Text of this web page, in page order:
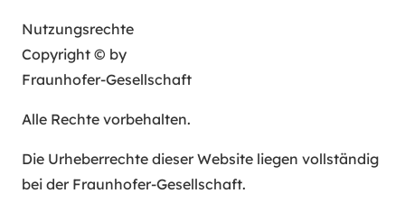
Nutzungsrechte
Copyright © by
Fraunhofer-Gesellschaft
Alle Rechte vorbehalten.
Die Urheberrechte dieser Website liegen vollständig
bei der Fraunhofer-Gesellschaft.